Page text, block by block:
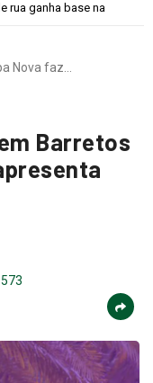
Dia dos Pais
Nova faz…
Barretos
573